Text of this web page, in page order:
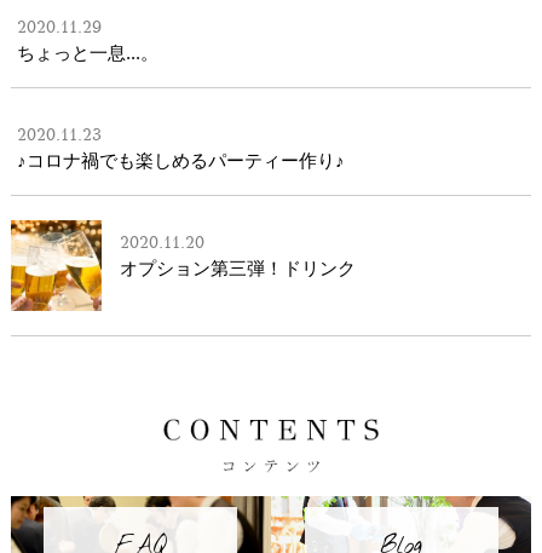
2020.11.29
ちょっと一息...。
2020.11.23
♪コロナ禍でも楽しめるパーティー作り♪
2020.11.20
オプション第三弾！ドリンク
FAQ Blog